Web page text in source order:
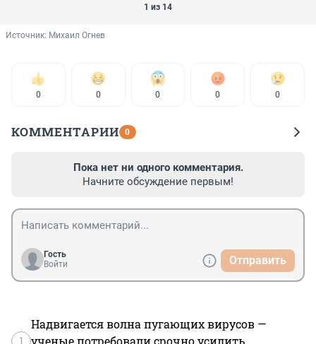
1 из 14
Источник: Михаил Огнев
0 0 0 0 0
КОММЕНТАРИИ 0
Пока нет ни одного комментария.
Начните обсуждение первым!
Гость
Войти
Отправить
1
Надвигается волна пугающих вирусов —
ученые потребовали срочно усилить